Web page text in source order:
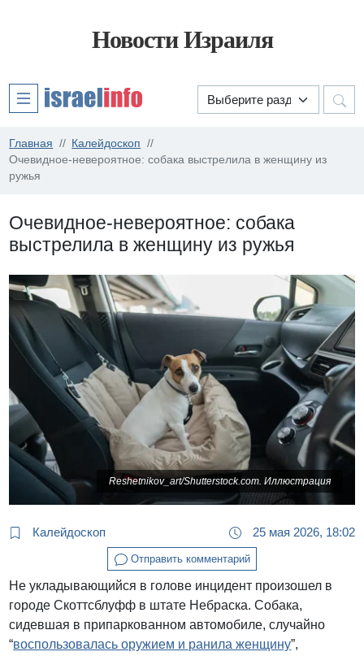
Новости Израиля
Главная
Калейдоскоп
Очевидное-невероятное: собака выстрелила в женщину из
ружья
Очевидное-невероятное: собака
выстрелила в женщину из ружья
Reshetnikov_art/Shutterstock.com. Иллюстрация
Калейдоскоп 25 мая 2026, 18:02
Отправить комментарий
Не укладывающийся в голове инцидент произошел в
городе Скоттсблуфф в штате Небраска. Собака,
сидевшая в припаркованном автомобиле, случайно
“воспользовалась оружием и ранила женщину”,